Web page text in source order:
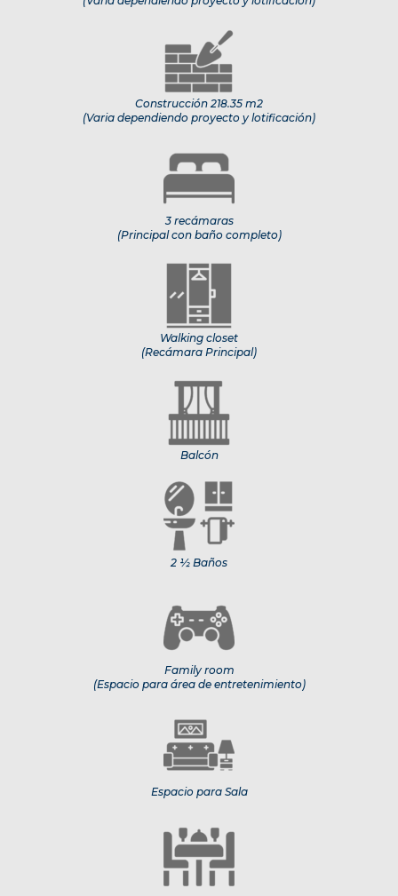
Construcción 218.35 m2
(Varia dependiendo proyecto y lotificación)
3 recámaras
(Principal con baño completo)
Walking closet
(Recámara Principal)
Balcón
2 ½ Baños
Family room
(Espacio para área de entretenimiento)
Espacio para Sala